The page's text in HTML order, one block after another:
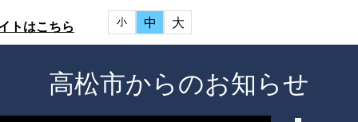
トはこちら 小 中 大
高松市からのお知らせ